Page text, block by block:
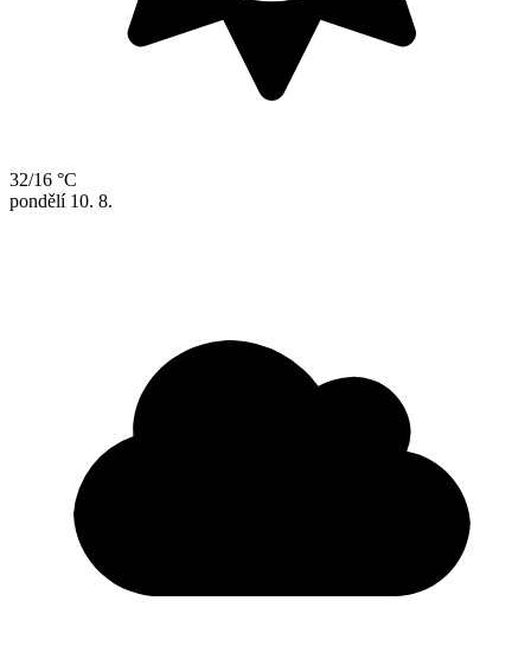
32/16 °C
pondělí 10. 8.